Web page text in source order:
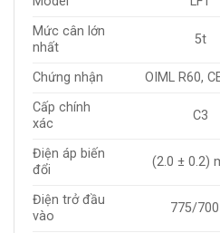
Mức cân lớn
nhất
5t
Chứng nhận
OIML R60,
Cấp chính
xác
C3
Điện áp biến
đổi
(2.0 ± 0.2)
Điện trở đầu
vào
775/